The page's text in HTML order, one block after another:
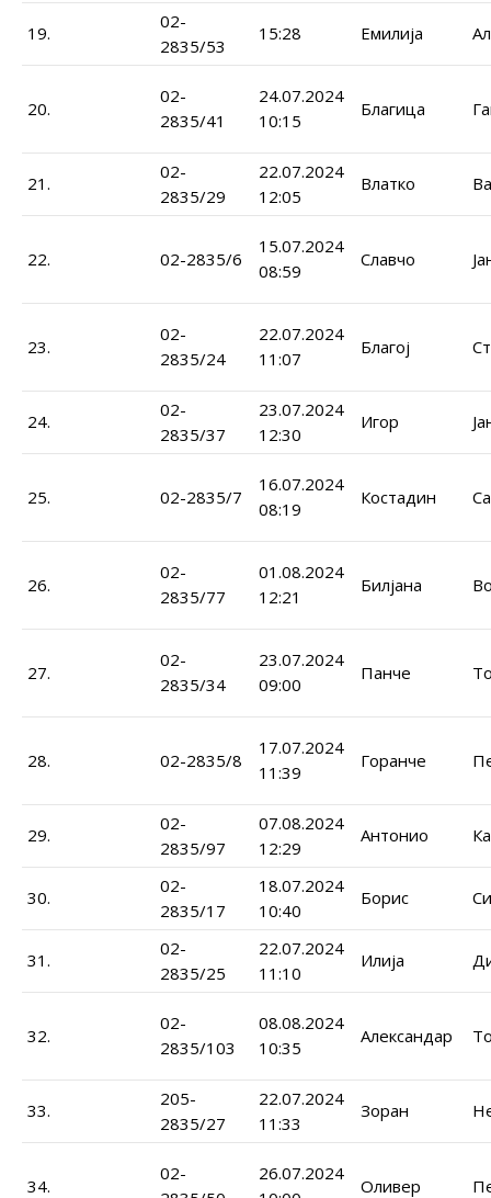
19.
02-
2835/53
15:28 Емилија
20.
02-
2835/41
24.07.2024
10:15
Благица
21.
02-
2835/29
22.07.2024
12:05
Влатко
22. 02-2835/6
15.07.2024
08:59
Славчо
23.
02-
2835/24
22.07.2024
11:07
Благој
24.
02-
2835/37
23.07.2024
12:30
Игор
25. 02-2835/7
16.07.2024
08:19
Костадин
26.
02-
2835/77
01.08.2024
12:21
Билјана
27.
02-
2835/34
23.07.2024
09:00
Панче
28. 02-2835/8
17.07.2024
11:39
Горанче
29.
02-
2835/97
07.08.2024
12:29
Антонио
30.
02-
2835/17
18.07.2024
10:40
Борис
31.
02-
2835/25
22.07.2024
11:10
Илија
32.
02-
2835/103
08.08.2024
10:35
Александар
33.
205-
2835/27
22.07.2024
11:33
Зоран
34.
02-
26.07.2024
Оливер